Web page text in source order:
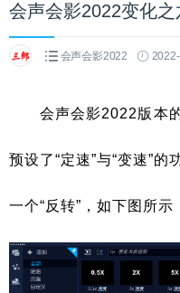
会声会影2022变化之
会声会影2022
会声会影2022版本
预设了“定速”与“变速”的
一个“反转”，如下图所示